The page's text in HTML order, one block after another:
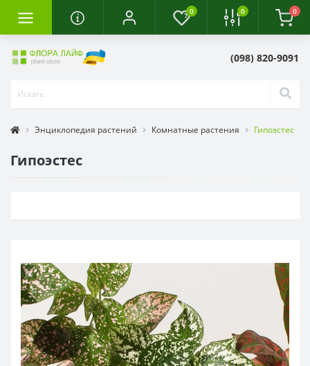
0 0 0
(098) 820-9091
Энциклопедия растений Комнатные растения Гипоэстес
Гипоэстес